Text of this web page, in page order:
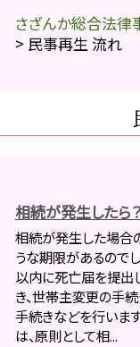
さざんか総合法律
> 民事再生 流れ
相続が発生したら
相続が発生した場合
うな期限があるので
以内に死亡届を提出
き、世帯主変更の手
手続きなどを行いま
は、原則として相...